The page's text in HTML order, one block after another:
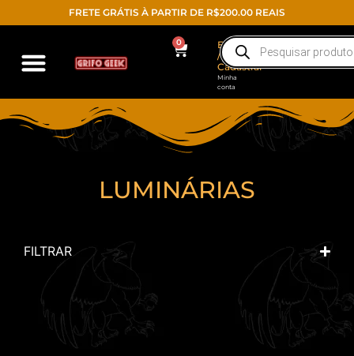
FRETE GRÁTIS À PARTIR DE R$200.00 REAIS
0
Entrar
/
Cadastrar
Minha
conta
LUMINÁRIAS
FILTRAR